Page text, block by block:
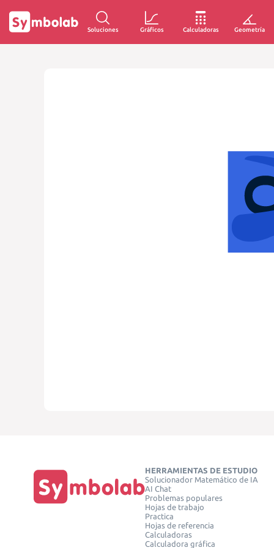
Soluciones Gráficos Calculadoras Geometría
HERRAMIENTAS DE ESTUDIO
Solucionador Matemático de IA
AI Chat
Problemas populares
Hojas de trabajo
Practica
Hojas de referencia
Calculadoras
Calculadora gráfica